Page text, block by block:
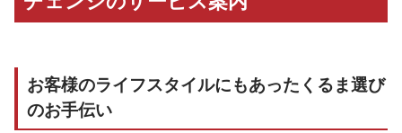
お客様のライフスタイルにもあったくるま選び
のお手伝い